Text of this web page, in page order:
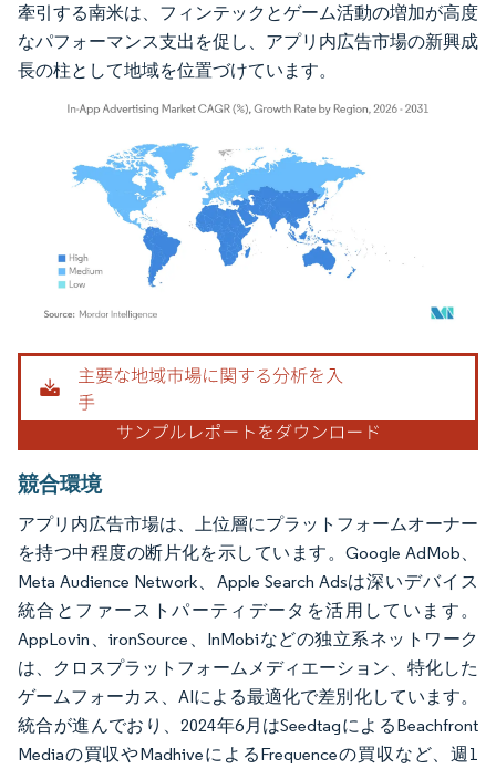
牽引する南米は、フィンテックとゲーム活動の増加が高度
なパフォーマンス支出を促し、アプリ内広告市場の新興成
長の柱として地域を位置づけています。
画像 © Mordor Intelligence。再利用にはCC BY 4.0の表示が必要です。
競合環境
アプリ内広告市場は、上位層にプラットフォームオーナー
を持つ中程度の断片化を示しています。Google AdMob、
Meta Audience Network、Apple Search Adsは深いデバイス
統合とファーストパーティデータを活用しています。
AppLovin、ironSource、InMobiなどの独立系ネットワーク
は、クロスプラットフォームメディエーション、特化した
ゲームフォーカス、AIによる最適化で差別化しています。
統合が進んでおり、2024年6月はSeedtagによるBeachfront
Mediaの買収やMadhiveによるFrequenceの買収など、週1